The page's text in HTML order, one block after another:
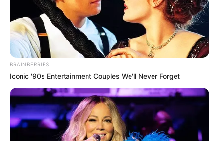
BRAINBERRIES
Iconic '90s Entertainment Couples We'll Never Forget